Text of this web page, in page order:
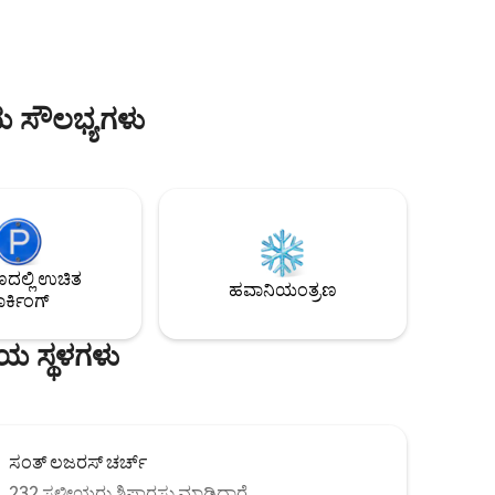
ಬಯಸುವ ಗೆಸ್ಟ್‌ಗಳಿಗೆ ಸೂಕ್ತವಾಗಿದೆ.
ಸೌಲಭ್ಯಗಳು
ಉಚಿತ
ಹವಾನಿಯಂತ್ರಣ
ಸ್ಥಳಗಳು
ಸಂತ್ ಲಜರಸ್ ಚರ್ಚ್